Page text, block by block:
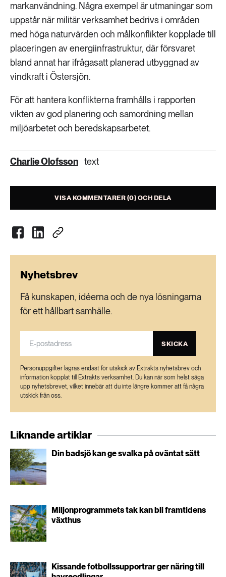
markanvändning. Några exempel är utmaningar som
uppstår när militär verksamhet bedrivs i områden
med höga naturvärden och målkonflikter kopplade till
placeringen av energiinfrastruktur, där försvaret
bland annat har ifrågasatt planerad utbyggnad av
vindkraft i Östersjön.
För att hantera konflikterna framhålls i rapporten
vikten av god planering och samordning mellan
miljöarbetet och beredskapsarbetet.
Charlie Olofsson text
VISA KOMMENTARER (0) OCH DELA
Nyhetsbrev
Få kunskapen, idéerna och de nya lösningarna
för ett hållbart samhälle.
SKICKA
Personuppgifter lagras endast för utskick av Extrakts nyhetsbrev och
information kopplat till Extrakts verksamhet. Du kan när som helst säga
upp nyhetsbrevet, vilket innebär att du inte längre kommer att få några
utskick från oss.
Liknande artiklar
Din badsjö kan ge svalka på oväntat sätt
Miljonprogrammets tak kan bli framtidens
växthus
Kissande fotbollssupportrar ger näring till